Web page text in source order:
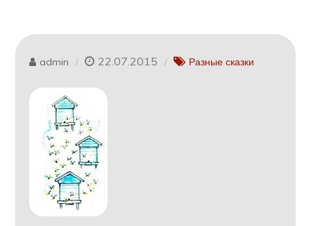
admin 22.07.2015 Разные сказки